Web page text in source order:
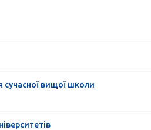
сучасної вищої школи